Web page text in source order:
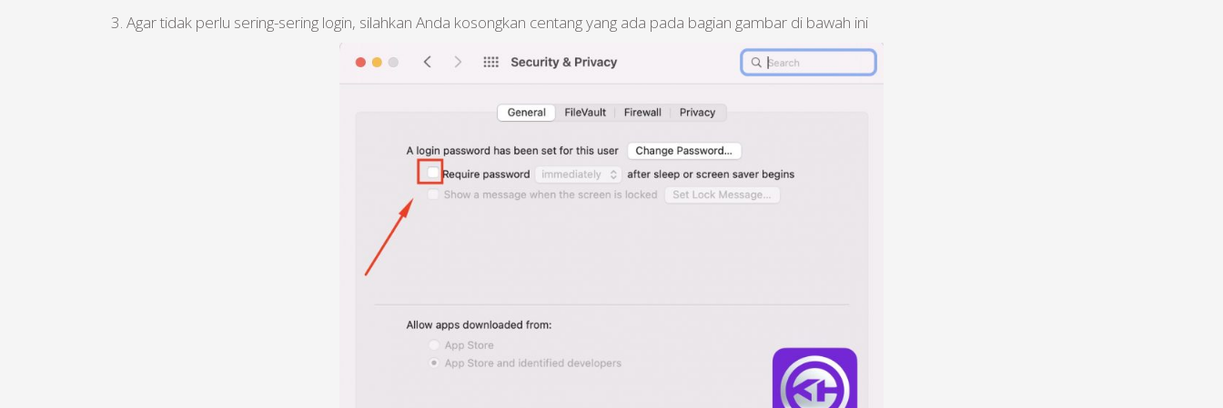
3. Agar tidak perlu sering-sering login, silahkan Anda kosongkan centang yang ada pada bagian gambar di bawah ini